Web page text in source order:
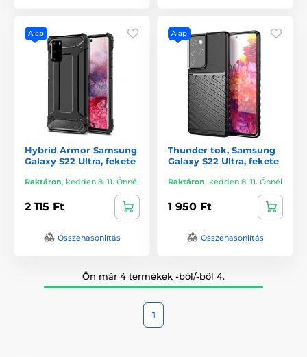
Alap
Hybrid Armor Samsung
Galaxy S22 Ultra, fekete
Raktáron, kedden 8. 11. Önnél
2 115 Ft
Összehasonlítás
Alap
Thunder tok, Samsung
Galaxy S22 Ultra, fekete
Raktáron, kedden 8. 11. Önnél
1 950 Ft
Összehasonlítás
Ön már 4 termékek -ból/-ből 4.
1